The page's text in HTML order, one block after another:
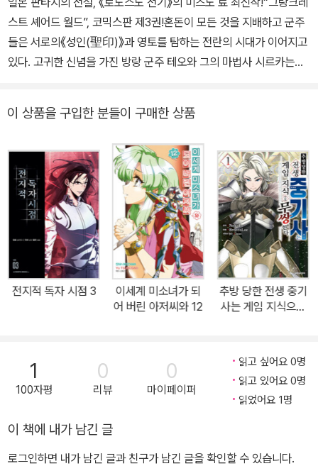
스트 셰어드 월드”, 코믹스판 제3권!혼돈이 모든 것을 지배하고 군주
들은 서로의《성인(聖印)》과 영토를 탐하는 전란의 시대가 이어지고
있다. 고귀한 신념을 가진 방랑 군주 테오와 그의 마법사 시르카는야
에게 명령을 내려 진군을 개시. 현시점에선 압도적으로 불리한 전력
차가 있는 가운데,시르카의 전략은…?!
이 상품을 구입한 분들이 구매한 상품
전지적 독자 시점 3
이세계 미소녀가 되
어 버린 아저씨와 12
추방 당한 전생 중기
사는 게임 지식으로
1
100자평
0
리뷰
0
마이페이퍼
읽고 싶어요 0명
읽고 있어요 0명
읽었어요 1명
이 책에 내가 남긴 글
로그인하면 내가 남긴 글과 친구가 남긴 글을 확인할 수 있습니다.